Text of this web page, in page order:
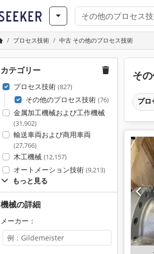
プロセス技術 中古 その他のプロセス技術
カテゴリー
プロセス技術 (827)
その他のプロセス技術 (76)
金属加工機械および工作機械
(31,902)
輸送車両および商用車両
(27,766)
木工機械 (12,157)
オートメーション技術 (9,213)
もっと見る
機械の詳細
メーカー：
そ
プロ